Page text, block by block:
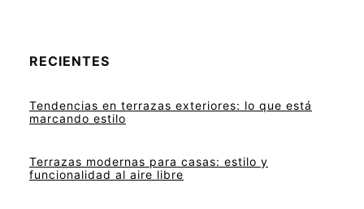
RECIENTES
Tendencias en terrazas exteriores: lo que está
marcando estilo
Terrazas modernas para casas: estilo y
funcionalidad al aire libre